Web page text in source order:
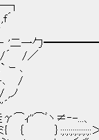
/／
Ｒ・Ｓ
天
ヽ≠‐-...、
＞:::